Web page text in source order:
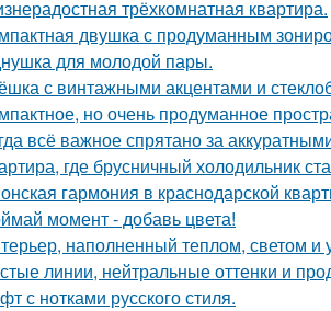
трёхкомнатная квартира.
двушка с продуманным
для молодой пары.
с винтажными акцентами и
но очень продуманное
всё важное спрятано за
где брусничный холодильник
гармония в краснодарской
момент - добавь цвета!
наполненный теплом, светом и
линии, нейтральные оттенки и
с нотками русского стиля.